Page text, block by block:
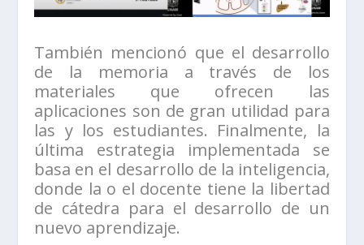
También mencionó que el desarrollo
de la memoria a través de los
materiales que ofrecen las
aplicaciones son de gran utilidad para
las y los estudiantes. Finalmente, la
última estrategia implementada se
basa en el desarrollo de la inteligencia,
donde la o el docente tiene la libertad
de cátedra para el desarrollo de un
nuevo aprendizaje.